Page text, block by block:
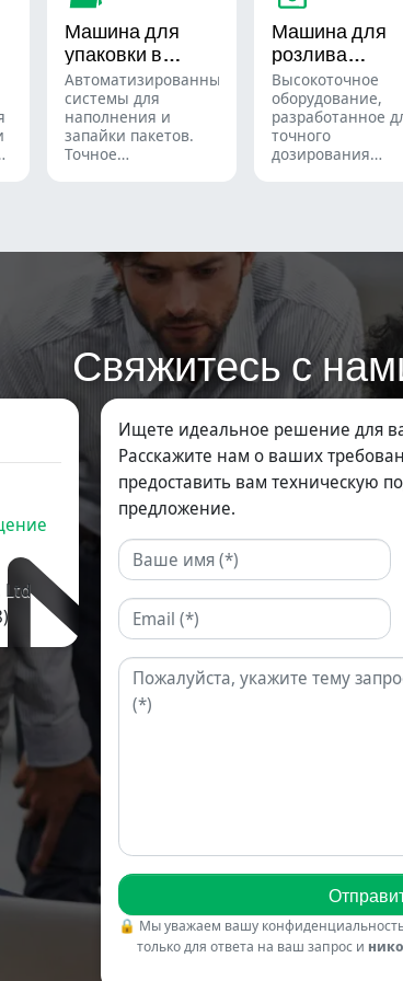
желатиновые
капсулы.
кондитерской и
промышленности.
Машина для
упаковки в
пакеты
Автоматизированные
системы для
наполнения и
запайки пакетов.
Точное
для оптимизации
ваших
производственных
линий в
фармацевтической,
нутрицевтической и
пищевой
промышленности.
Машина для
розлива
жидкостей
Высокоточное
оборудование,
разработанное
точного
дозирования
линий в
косметической и
химической
Свяжитесь с
Ltd
Ищете идеальное решение для
Расскажите нам о ваших
предоставить вам техническую
предложение.
Имя
Email
Запрос
🔒 Мы уважаем вашу
только для ответа на ваш запрос и